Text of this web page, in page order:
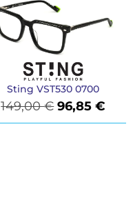
Sting VST530 0700
149,00€ 96,85€